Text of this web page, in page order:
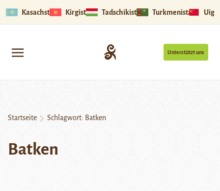
Kasachstan Kirgistan Tadschikistan Turkmenistan
Unterstützt uns
Startseite Schlagwort: Batken
Batken